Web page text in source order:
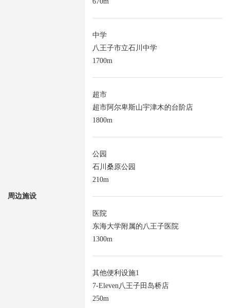
周边施设
中学
八王子市立石川中学
1700m
超市
超市阿尔卑斯山宇津木的台阶店
1800m
公园
石川桑原公园
210m
医院
东海大学附属的八王子医院
1300m
其他便利设施1
7-Eleven八王子田岛桥店
250m